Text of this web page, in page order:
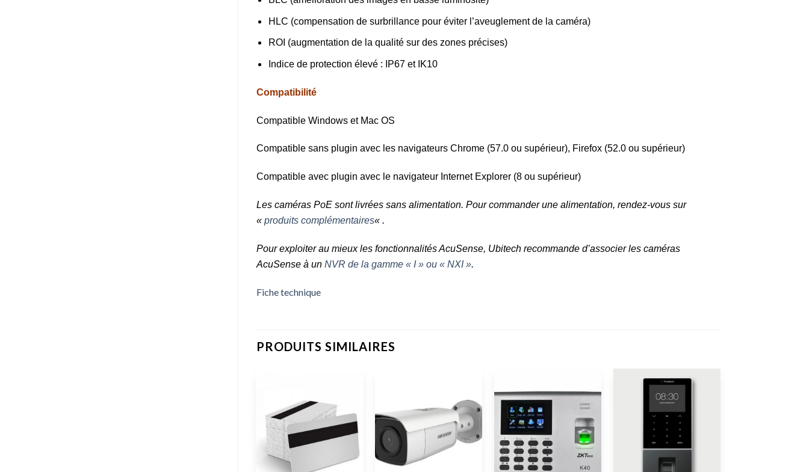
HLC (compensation de surbrillance pour éviter l’aveuglement de la caméra)
ROI (augmentation de la qualité sur des zones précises)
Indice de protection élevé : IP67 et IK10
Compatibilité
Compatible Windows et Mac OS
Compatible sans plugin avec les navigateurs Chrome (57.0 ou supérieur), Firefox (52.0 ou supérieur)
Compatible avec plugin avec le navigateur Internet Explorer (8 ou supérieur)
Les caméras PoE sont livrées sans alimentation. Pour commander une alimentation, rendez-vous sur
« produits complémentaires« .
Pour exploiter au mieux les fonctionnalités AcuSense, Ubitech recommande d’associer les caméras
AcuSense à un NVR de la gamme « I » ou « NXI ».
Fiche technique
PRODUITS SIMILAIRES